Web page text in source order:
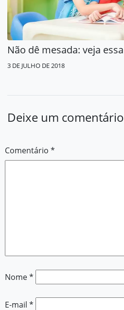
3 DE JULHO DE 2018
Deixe um comentário
Comentário *
Nome*
E-mail *